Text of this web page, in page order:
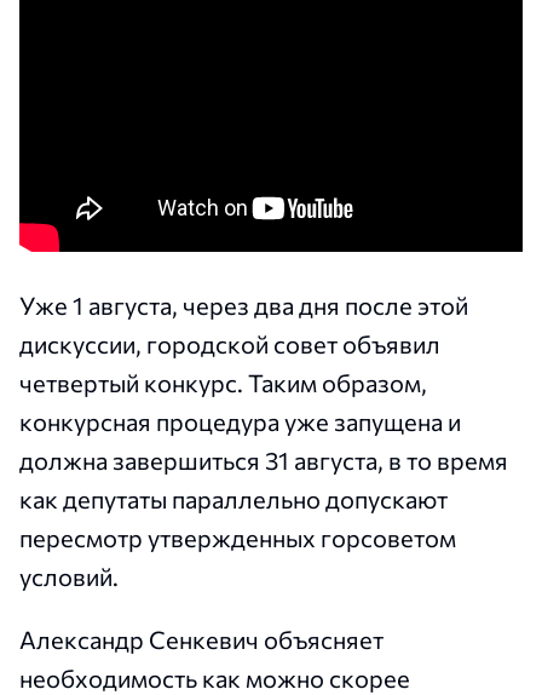
Уже 1 августа, через два дня после этой
дискуссии, городской совет объявил
четвертый конкурс. Таким образом,
конкурсная процедура уже запущена и
должна завершиться 31 августа, в то время
как депутаты параллельно допускают
пересмотр утвержденных горсоветом
условий.
Александр Сенкевич объясняет
необходимость как можно скорее